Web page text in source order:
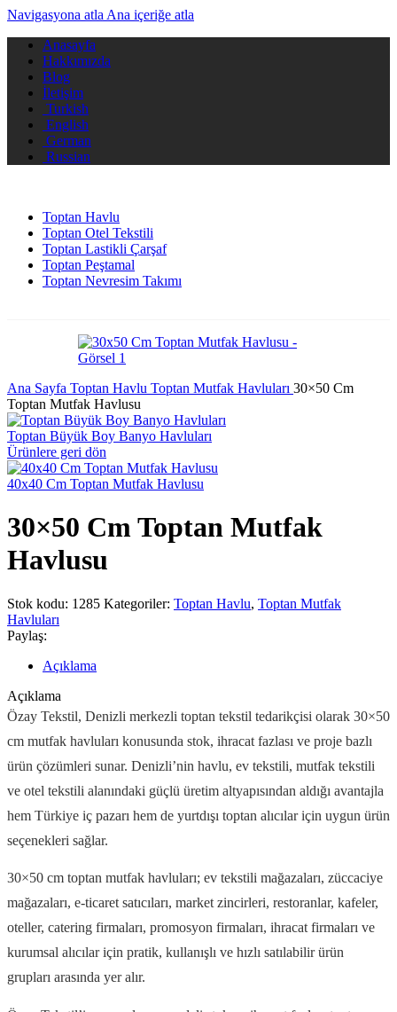
Navigasyona atla Ana içeriğe atla
Anasayfa
Hakkımızda
Blog
İletişim
Turkish
English
German
Russian
Toptan Havlu
Toptan Otel Tekstili
Toptan Lastikli Çarşaf
Toptan Peştamal
Toptan Nevresim Takımı
Ana Sayfa Toptan Havlu Toptan Mutfak Havluları 30×50 Cm
Toptan Mutfak Havlusu
Toptan Büyük Boy Banyo Havluları
Ürünlere geri dön
40x40 Cm Toptan Mutfak Havlusu
30×50 Cm Toptan Mutfak
Havlusu
Stok kodu: 1285 Kategoriler: Toptan Havlu, Toptan Mutfak
Havluları
Paylaş:
Açıklama
Açıklama
Özay Tekstil, Denizli merkezli toptan tekstil tedarikçisi olarak 30×50
cm mutfak havluları konusunda stok, ihracat fazlası ve proje bazlı
ürün çözümleri sunar. Denizli’nin havlu, ev tekstili, mutfak tekstili
ve otel tekstili alanındaki güçlü üretim altyapısından aldığı avantajla
hem Türkiye iç pazarı hem de yurtdışı toptan alıcılar için uygun ürün
seçenekleri sağlar.
30×50 cm toptan mutfak havluları; ev tekstili mağazaları, züccaciye
mağazaları, e-ticaret satıcıları, market zincirleri, restoranlar, kafeler,
oteller, catering firmaları, promosyon firmaları, ihracat firmaları ve
kurumsal alıcılar için pratik, kullanışlı ve hızlı satılabilir ürün
grupları arasında yer alır.